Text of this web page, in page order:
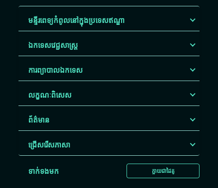
មន្ទីរពេទ្យកំពូលនៅក្នុងប្រទេសឥណ្ឌា
ឯកទេសវេជ្ជសាស្ត្រ
ការព្យាបាលឯកទេស
លក្ខណៈពិសេស
ព័ត៌មាន
ជ្រើសរើស​ភាសា
ក្លាយជាដៃគូ
ទាក់ទងមក